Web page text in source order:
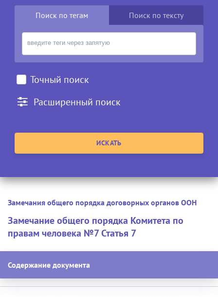
Поиск по тегам Поиск по тексту
Точный поиск
Расширенный поиск
Замечания общего порядка договорных органов ООН
Замечание общего порядка Комитета по
правам человека №7 Статья 7
Содержание документа